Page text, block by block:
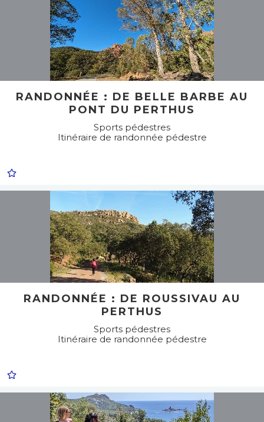
RANDONNÉE : DE BELLE BARBE AU
PONT DU PERTHUS
Sports pédestres
Itinéraire de randonnée pédestre
RANDONNÉE : DE ROUSSIVAU AU
PERTHUS
Sports pédestres
Itinéraire de randonnée pédestre